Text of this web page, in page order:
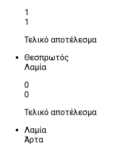
1
1
Τελικό αποτέλεσμα
Θεσπρωτός
Λαμία
0
0
Τελικό αποτέλεσμα
Λαμία
Άρτα